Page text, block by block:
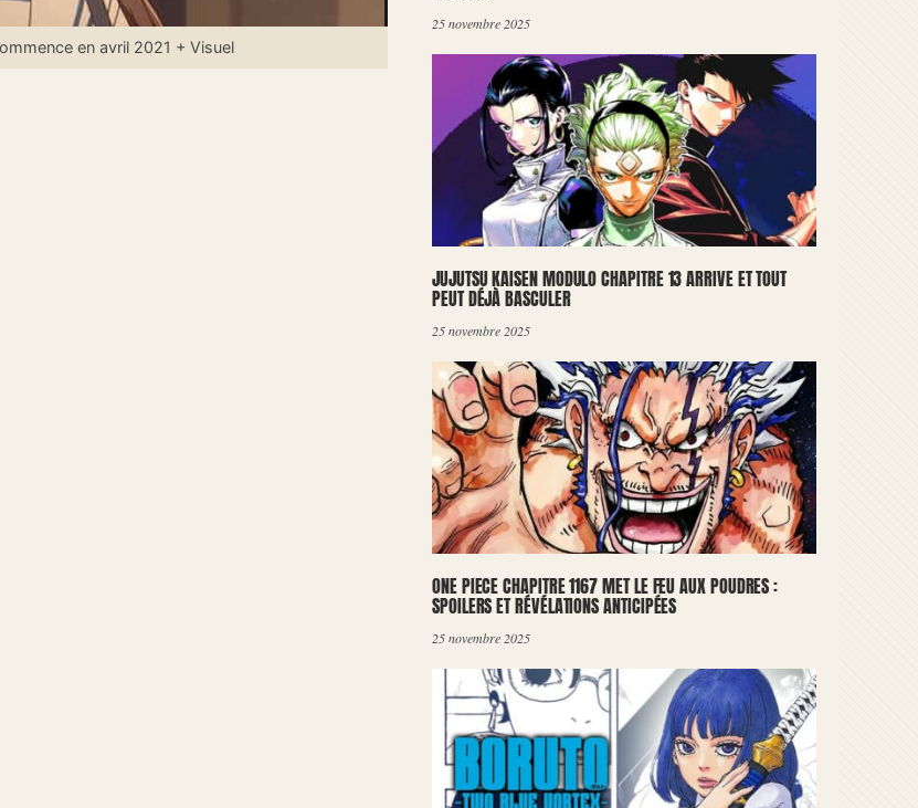
en avril 2021 + Visuel
25 novembre 2025
JUJUTSU KAISEN MODULO CHAPITRE 13 ARRIVE ET TOUT
PEUT DÉJÀ BASCULER
25 novembre 2025
ONE PIECE CHAPITRE 1167 MET LE FEU AUX POUDRES :
SPOILERS ET RÉVÉLATIONS ANTICIPÉES
25 novembre 2025